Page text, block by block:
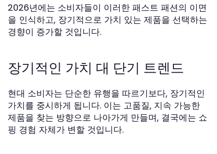
2026년에는 소비자들이 이러한 패스트 패션의 이면
을 인식하고, 장기적으로 가치 있는 제품을 선택하는
경향이 증가할 것입니다.
장기적인 가치 대 단기 트렌드
현대 소비자는 단순한 유행을 따르기보다, 장기적인
가치를 중시하게 됩니다. 이는 고품질, 지속 가능한
제품을 찾는 방향으로 나아가게 만들며, 결국에는 쇼
핑 경험 자체가 변할 것입니다.